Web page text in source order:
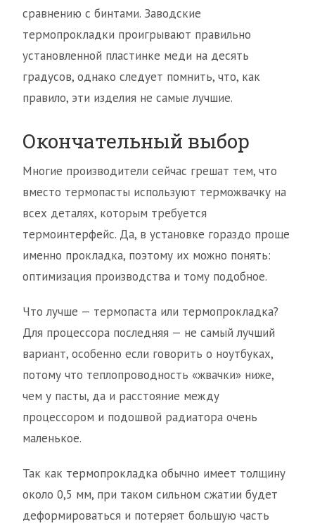
сравнению с бинтами. Заводские
термопрокладки проигрывают правильно
установленной пластинке меди на десять
градусов, однако следует помнить, что, как
правило, эти изделия не самые лучшие.
Окончательный выбор
Многие производители сейчас грешат тем, что
вместо термопасты используют терможвачку на
всех деталях, которым требуется
термоинтерфейс. Да, в установке гораздо проще
именно прокладка, поэтому их можно понять:
оптимизация производства и тому подобное.
Что лучше — термопаста или термопрокладка?
Для процессора последняя — не самый лучший
вариант, особенно если говорить о ноутбуках,
потому что теплопроводность «жвачки» ниже,
чем у пасты, да и расстояние между
процессором и подошвой радиатора очень
маленькое.
Так как термопрокладка обычно имеет толщину
около 0,5 мм, при таком сильном сжатии будет
деформироваться и потеряет большую часть